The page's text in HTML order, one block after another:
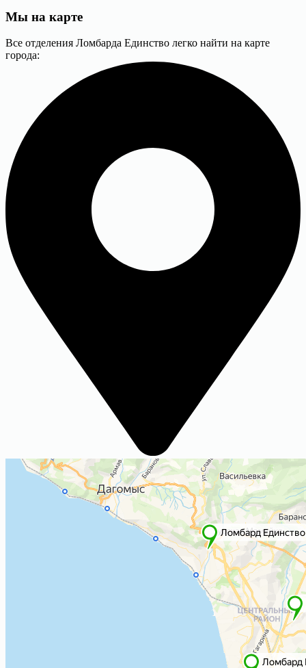
Мы на карте
Все отделения Ломбарда Единство легко найти на карте
города: